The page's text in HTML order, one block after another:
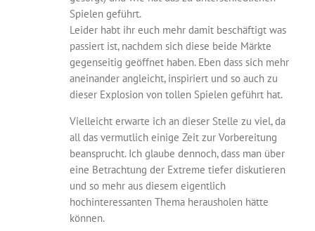
Spielen geführt.
Leider habt ihr euch mehr damit beschäftigt was
passiert ist, nachdem sich diese beide Märkte
gegenseitig geöffnet haben. Eben dass sich mehr
aneinander angleicht, inspiriert und so auch zu
dieser Explosion von tollen Spielen geführt hat.
Vielleicht erwarte ich an dieser Stelle zu viel, da
all das vermutlich einige Zeit zur Vorbereitung
beansprucht. Ich glaube dennoch, dass man über
eine Betrachtung der Extreme tiefer diskutieren
und so mehr aus diesem eigentlich
hochinteressanten Thema herausholen hätte
können.